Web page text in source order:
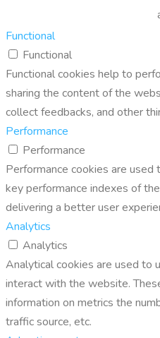
Functional
Functional
Functional cookies help to
sharing the content of the
collect feedbacks, and other
Performance
Performance
Performance cookies are used
key performance indexes of
delivering a better user
Analytics
Analytics
Analytical cookies are used to
interact with the website.
information on metrics the
traffic source, etc.